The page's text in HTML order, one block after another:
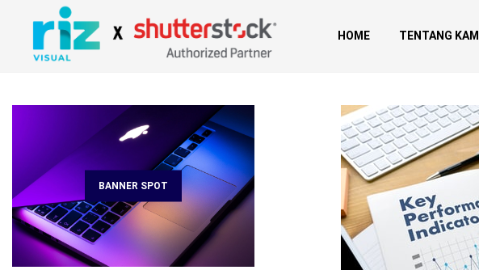
HOME TENTANG KAMI
BANNER SPOT